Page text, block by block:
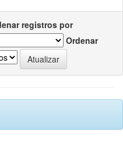
registros por
Ordenar